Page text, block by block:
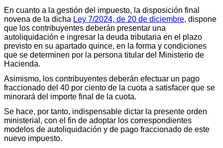
En cuanto a la gestión del impuesto, la disposición final
novena de la dicha Ley 7/2024, de 20 de diciembre, dispone
que los contribuyentes deberán presentar una
autoliquidación e ingresar la deuda tributaria en el plazo
previsto en su apartado quince, en la forma y condiciones
que se determinen por la persona titular del Ministerio de
Hacienda.
Asimismo, los contribuyentes deberán efectuar un pago
fraccionado del 40 por ciento de la cuota a satisfacer que se
minorará del importe final de la cuota.
Se hace, por tanto, indispensable dictar la presente orden
ministerial, con el fin de adoptar los correspondientes
modelos de autoliquidación y de pago fraccionado de este
nuevo impuesto.